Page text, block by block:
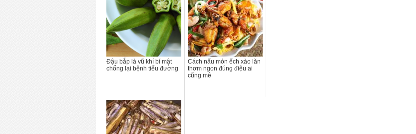
Đậu bắp là vũ khí bí mật
chống lại bệnh tiểu đường
Cách nấu món ếch xào lăn
thơm ngon đúng điệu ai
cũng mê